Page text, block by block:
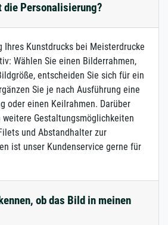
Personalisierung?
Ihres Kunstdrucks bei Meisterdrucke
Wählen Sie einen Bilderrahmen,
entscheiden Sie sich für ein
Sie je nach Ausführung eine
oder einen Keilrahmen. Darüber
weitere Gestaltungsmöglichkeiten
und Abstandhalter zur
ist unser Kundenservice gerne für
ob das Bild in meinen